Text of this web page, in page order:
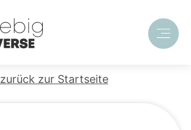
zurück zur Startseite